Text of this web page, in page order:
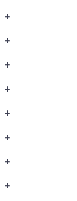
+
+
+
+
+
+
+
+